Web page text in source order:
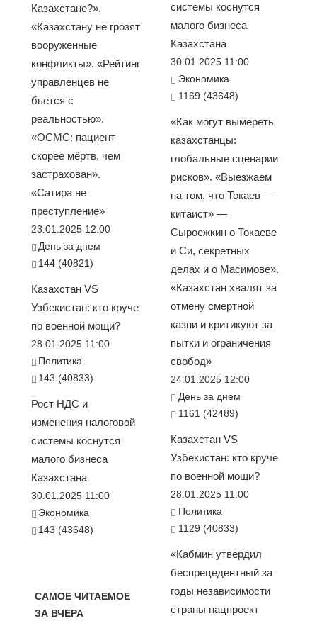
Казахстане?».
«Казахстану не грозят
вооруженные
конфликты». «Рейтинг
управленцев не
бьется с
реальностью».
«ОСМС: пациент
скорее мёртв, чем
застрахован».
«Сатира не
преступление»
23.01.2025 12:00
День за днем
144 (40821)
Казахстан VS
Узбекистан: кто круче
по военной мощи?
28.01.2025 11:00
Политика
143 (40833)
Рост НДС и
изменения налоговой
системы коснутся
малого бизнеса
Казахстана
30.01.2025 11:00
Экономика
143 (43648)
САМОЕ ЧИТАЕМОЕ
ЗА ВЧЕРА
системы коснутся
малого бизнеса
Казахстана
30.01.2025 11:00
Экономика
1169 (43648)
«Как могут вымереть
казахстанцы:
глобальные сценарии
рисков». «Выезжаем
на том, что Токаев —
китаист» —
Сыроежкин о Токаеве
и Си, секретных
делах и о Масимове».
«Казахстан хвалят за
отмену смертной
казни и критикуют за
пытки и ограничения
свобод»
24.01.2025 12:00
День за днем
1161 (42489)
Казахстан VS
Узбекистан: кто круче
по военной мощи?
28.01.2025 11:00
Политика
1129 (40833)
«Кабмин утвердил
беспрецедентный за
годы независимости
страны нацпроект